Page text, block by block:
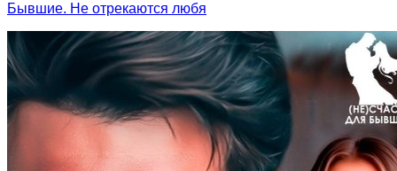
Бывшие. Не отрекаются любя